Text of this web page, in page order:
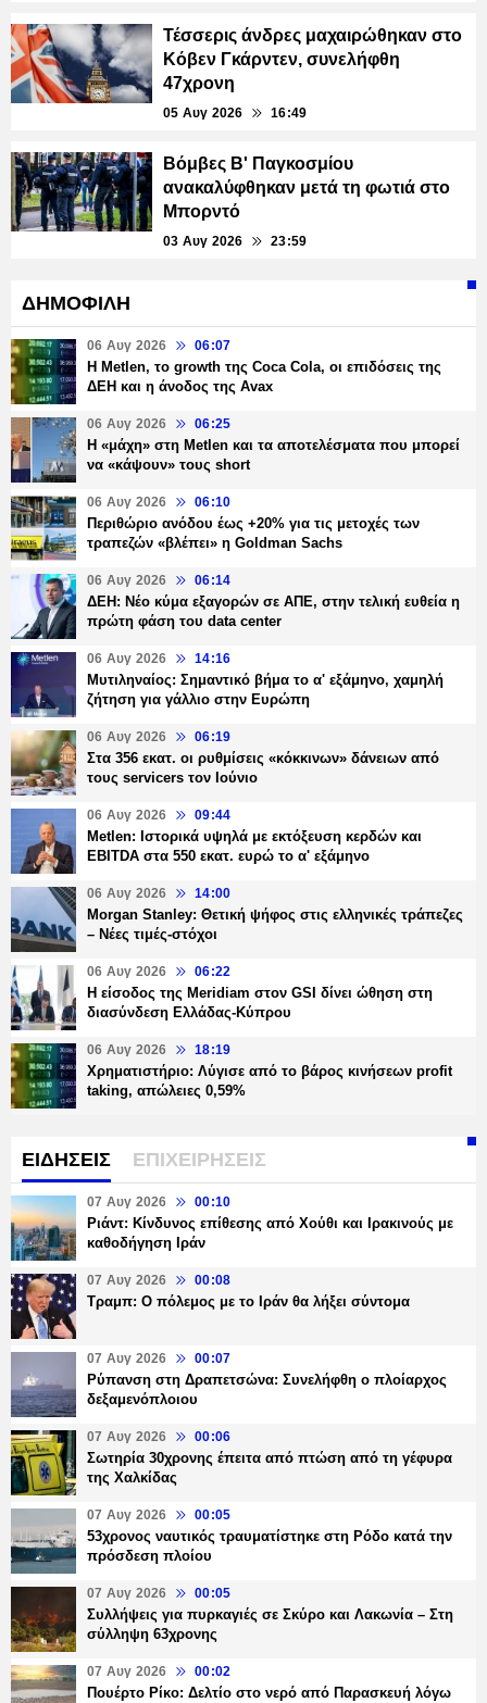
Τέσσερις άνδρες μαχαιρώθηκαν στο
Κόβεν Γκάρντεν, συνελήφθη
47χρονη
05 Αυγ 2026 16:49
Βόμβες Β' Παγκοσμίου
ανακαλύφθηκαν μετά τη φωτιά στο
Μπορντό
03 Αυγ 2026 23:59
ΔΗΜΟΦΙΛΗ
06 Αυγ 2026 06:07
H Metlen, το growth της Coca Cola, οι επιδόσεις της
ΔΕΗ και η άνοδος της Avax
06 Αυγ 2026 06:25
H «μάχη» στη Metlen και τα αποτελέσματα που μπορεί
να «κάψουν» τους short
06 Αυγ 2026 06:10
Περιθώριο ανόδου έως +20% για τις μετοχές των
τραπεζών «βλέπει» η Goldman Sachs
06 Αυγ 2026 06:14
ΔΕΗ: Νέο κύμα εξαγορών σε ΑΠΕ, στην τελική ευθεία η
πρώτη φάση του data center
06 Αυγ 2026 14:16
Μυτιληναίος: Σημαντικό βήμα το α' εξάμηνο, χαμηλή
ζήτηση για γάλλιο στην Ευρώπη
06 Αυγ 2026 06:19
Στα 356 εκατ. οι ρυθμίσεις «κόκκινων» δάνειων από
τους servicers τον Ιούνιο
06 Αυγ 2026 09:44
Metlen: Ιστορικά υψηλά με εκτόξευση κερδών και
EBITDA στα 550 εκατ. ευρώ το α' εξάμηνο
06 Αυγ 2026 14:00
Morgan Stanley: Θετική ψήφος στις ελληνικές τράπεζες
– Νέες τιμές-στόχοι
06 Αυγ 2026 06:22
Η είσοδος της Meridiam στον GSI δίνει ώθηση στη
διασύνδεση Ελλάδας-Κύπρου
06 Αυγ 2026 18:19
Χρηματιστήριο: Λύγισε από το βάρος κινήσεων profit
taking, απώλειες 0,59%
ΕΙΔΗΣΕΙΣ ΕΠΙΧΕΙΡΗΣΕΙΣ
07 Αυγ 2026 00:10
Ριάντ: Κίνδυνος επίθεσης από Χούθι και Ιρακινούς με
καθοδήγηση Ιράν
07 Αυγ 2026 00:08
Τραμπ: Ο πόλεμος με το Ιράν θα λήξει σύντομα
07 Αυγ 2026 00:07
Ρύπανση στη Δραπετσώνα: Συνελήφθη ο πλοίαρχος
δεξαμενόπλοιου
07 Αυγ 2026 00:06
Σωτηρία 30χρονης έπειτα από πτώση από τη γέφυρα
της Χαλκίδας
07 Αυγ 2026 00:05
53χρονος ναυτικός τραυματίστηκε στη Ρόδο κατά την
πρόσδεση πλοίου
07 Αυγ 2026 00:05
Συλλήψεις για πυρκαγιές σε Σκύρο και Λακωνία – Στη
σύλληψη 63χρονης
07 Αυγ 2026 00:02
Πουέρτο Ρίκο: Δελτίο στο νερό από Παρασκευή λόγω